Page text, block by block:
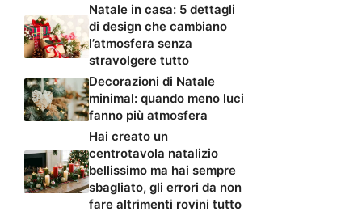
Natale in casa: 5 dettagli
di design che cambiano
l’atmosfera senza
stravolgere tutto
Decorazioni di Natale
minimal: quando meno luci
fanno più atmosfera
Hai creato un
centrotavola natalizio
bellissimo ma hai sempre
sbagliato, gli errori da non
fare altrimenti rovini tutto